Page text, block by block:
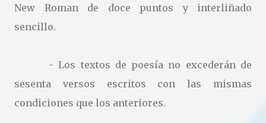
New Roman de doce puntos y interliñado
sencillo.
- Los textos de poesía no excederán de
sesenta versos escritos con las mismas
condiciones que los anteriores.